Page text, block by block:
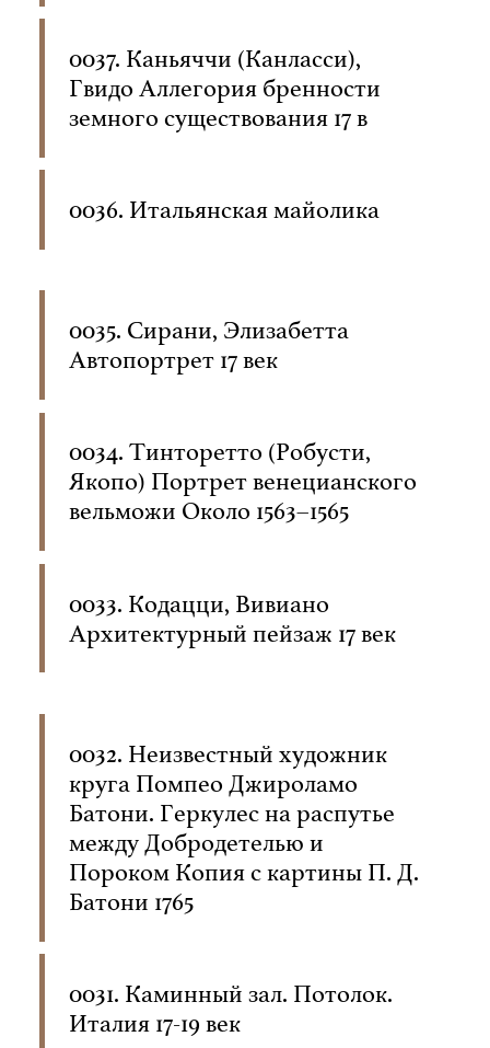
0037. Каньяччи (Канласси),
Гвидо Аллегория бренности
земного существования 17 в
0036. Итальянская майолика
0035. Сирани, Элизабетта
Автопортрет 17 век
0034. Тинторетто (Робусти,
Якопо) Портрет венецианского
вельможи Около 1563–1565
0033. Кодацци, Вивиано
Архитектурный пейзаж 17 век
0032. Неизвестный художник
круга Помпео Джироламо
Батони. Геркулес на распутье
между Добродетелью и
Пороком Копия с картины П. Д.
Батони 1765
0031. Каминный зал. Потолок.
Италия 17-19 век